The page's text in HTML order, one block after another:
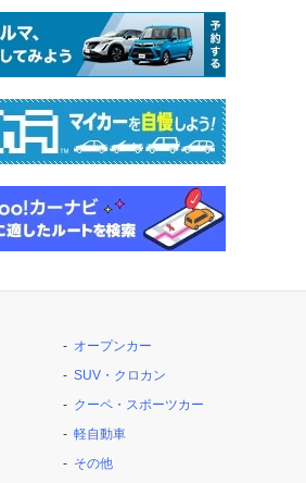
オープンカー
SUV・クロカン
クーペ・スポーツカー
軽自動車
その他